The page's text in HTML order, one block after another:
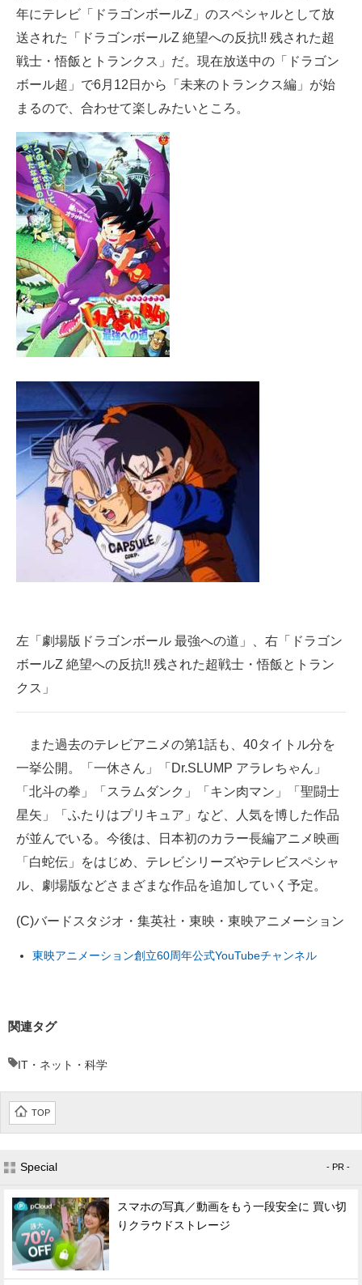
エネルギーの専門メディア
ちょっと気になるネットの話題
年にテレビ「ドラゴンボールZ」のスペシャルとして放
送された「ドラゴンボールZ 絶望への反抗!! 残された超
戦士・悟飯とトランクス」だ。現在放送中の「ドラゴン
ボール超」で6月12日から「未来のトランクス編」が始
まるので、合わせて楽しみたいところ。
左「劇場版ドラゴンボール 最強への道」、右「ドラゴン
ボールZ 絶望への反抗!! 残された超戦士・悟飯とトラン
クス」
また過去のテレビアニメの第1話も、40タイトル分を
一挙公開。「一休さん」「Dr.SLUMP アラレちゃん」
「北斗の拳」「スラムダンク」「キン肉マン」「聖闘士
星矢」「ふたりはプリキュア」など、人気を博した作品
が並んでいる。今後は、日本初のカラー長編アニメ映画
「白蛇伝」をはじめ、テレビシリーズやテレビスペシャ
ル、劇場版などさまざまな作品を追加していく予定。
(C)バードスタジオ・集英社・東映・東映アニメーション
東映アニメーション創立60周年公式YouTubeチャンネル
関連タグ
IT・ネット・科学
TOP
Special - PR -
スマホの写真／動画をもう一段安全に 買い切
りクラウドストレージ